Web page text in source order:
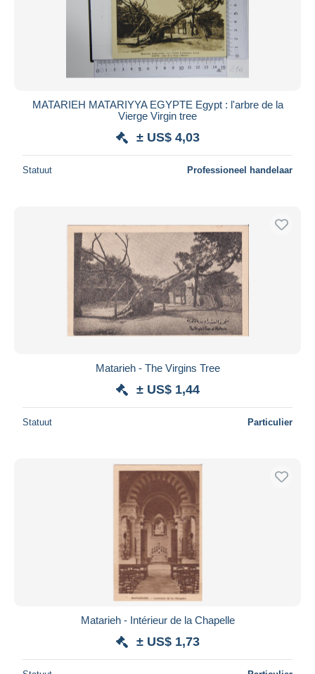
MATARIEH MATARIYYA EGYPTE Egypt : l'arbre de la
Vierge Virgin tree
± US$ 4,03
Statuut Professioneel handelaar
Matarieh - The Virgins Tree
± US$ 1,44
Statuut Particulier
Matarieh - Intérieur de la Chapelle
± US$ 1,73